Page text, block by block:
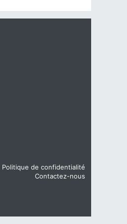
Politique de confidentialité
Contactez-nous